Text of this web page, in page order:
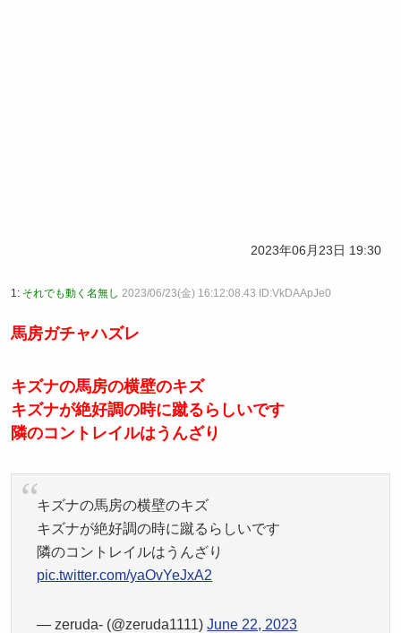
2023年06月23日 19:30
1: それでも動く名無し 2023/06/23(金) 16:12:08.43 ID:VkDAApJe0
馬房ガチャハズレ
キズナの馬房の横壁のキズ
キズナが絶好調の時に蹴るらしいです
隣のコントレイルはうんざり
キズナの馬房の横壁のキズ
キズナが絶好調の時に蹴るらしいです
隣のコントレイルはうんざり
pic.twitter.com/yaOvYeJxA2
— zeruda- (@zeruda1111)June 22, 2023